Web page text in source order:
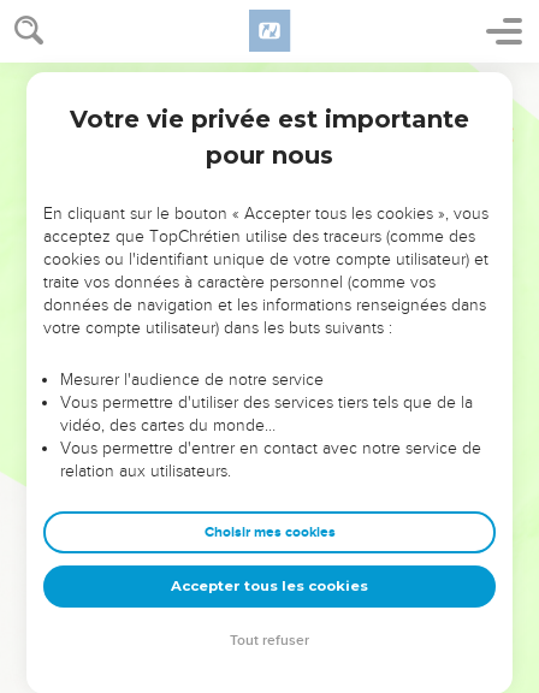
NE MANQUEZ PAS L’ÉVÉNEMENT
DE L’ANNÉE !
ET SI LEURS ERREURS POUVAIENT VOUS ÉVITER LES
VOTRES ?
leur foi ou leur vision. Mais on voit moins les doutes, les erreurs
et les saisons difficiles qu'ils ont traversés, alors même que ce
sont elles qui les ont façonnés.
Dans cette conférence, leaders, entrepreneurs, et responsables
clés pour avancer avec plus de sagesse afin que leurs erreurs
deviennent vos tremplins. Que vous guidiez un ministère, une
équipe, un groupe ou une famille, leur expérience est faite
pour vous.
Votre vie privée est importante
pour nous
En cliquant sur le bouton « Accepter tous les cookies », vous
acceptez que TopChrétien utilise des traceurs (comme des
cookies ou l'identifiant unique de votre compte utilisateur) et
traite vos données à caractère personnel (comme vos
données de navigation et les informations renseignées dans
votre compte utilisateur) dans les buts suivants :
Mesurer l'audience de notre service
Vous permettre d'utiliser des services tiers tels que de la
vidéo, des cartes du monde…
Vous permettre d'entrer en contact avec notre service de
relation aux utilisateurs.
Choisir mes cookies
Accepter tous les cookies
Tout refuser